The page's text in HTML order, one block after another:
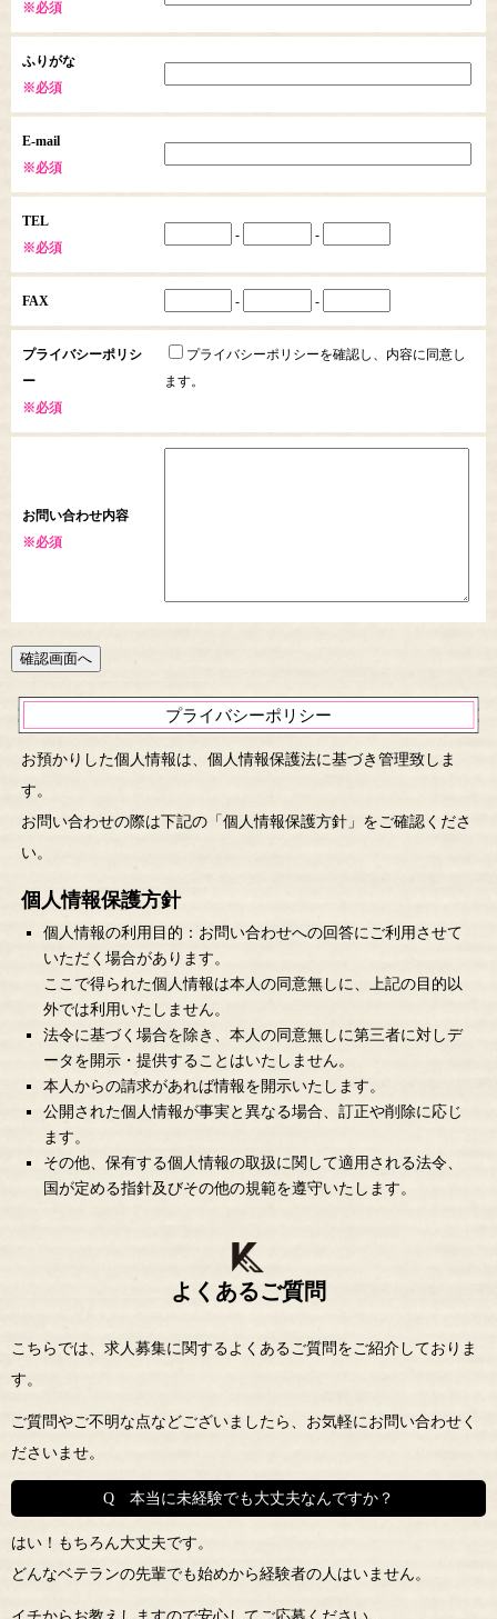
※必須
ふりがな
※必須
E-mail
※必須
TEL
※必須
- -
FAX - -
プライバシーポリシ
ー
※必須
プライバシーポリシーを確認し、内容に同意し
ます。
お問い合わせ内容
※必須
プライバシーポリシー
お預かりした個人情報は、個人情報保護法に基づき管理致しま
す。
お問い合わせの際は下記の「個人情報保護方針」をご確認くださ
い。
個人情報保護方針
個人情報の利用目的：お問い合わせへの回答にご利用させて
いただく場合があります。
ここで得られた個人情報は本人の同意無しに、上記の目的以
外では利用いたしません。
法令に基づく場合を除き、本人の同意無しに第三者に対しデ
ータを開示・提供することはいたしません。
本人からの請求があれば情報を開示いたします。
公開された個人情報が事実と異なる場合、訂正や削除に応じ
ます。
その他、保有する個人情報の取扱に関して適用される法令、
国が定める指針及びその他の規範を遵守いたします。
よくあるご質問
こちらでは、求人募集に関するよくあるご質問をご紹介しておりま
す。
ご質問やご不明な点などございましたら、お気軽にお問い合わせく
ださいませ。
Q 本当に未経験でも大丈夫なんですか？
はい！もちろん大丈夫です。
どんなベテランの先輩でも始めから経験者の人はいません。